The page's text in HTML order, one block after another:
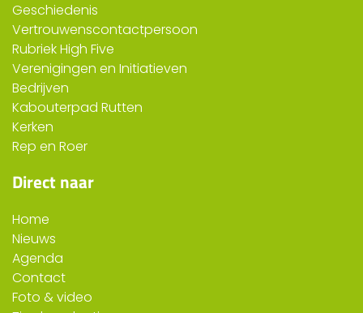
Geschiedenis
Vertrouwenscontactpersoon
Rubriek High Five
Verenigingen en Initiatieven
Bedrijven
Kabouterpad Rutten
Kerken
Rep en Roer
Direct naar
Home
Nieuws
Agenda
Contact
Foto & video